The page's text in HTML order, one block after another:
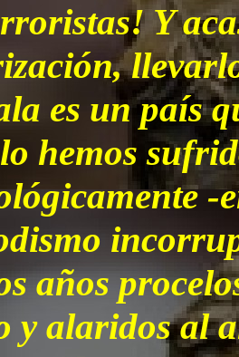
Y
es un país
hemos
-
años
y alaridos al